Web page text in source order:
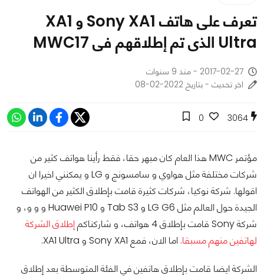
تعرف على هاتف Sony XA1 و XA1
Ultra الذى تم إطلاقهم فى MWC17
2017-02-27 - منذ 9 سنوات
اخر تحديث - بتاريخ 2022-02-08
3064
0
مؤتمر MWC هذا العام كان مبهر حقا، فقط رأينا هواتف كثير من
شركات مختلفة مثل هواوي و سامسونج و LG و يمكنني اخيرا ان
اقولها. شركة نوكيا، شركات كثيرة قامت بإطلاق الكثير من الهواتف
الجيدة حول العالم مثل LG G6 و Tab S3 و Huawei P10 و و و، و
شركة Sony قامت بإطلاق 4 هواتف، و شاركناكم
إطلاق الشركة
لهاتفين منهم مسبقا. اما الان، فمع Sony XA1 و XA1 Ultra.
الشركة ايضا قامت بإطلاق هاتفين في الفئة المتوسطة بعد إطلاق